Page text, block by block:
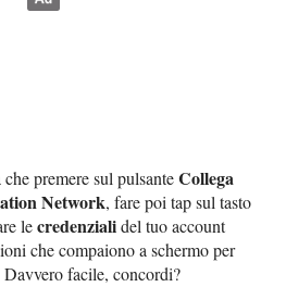
che premere sul pulsanteCollega
Network, fare poi tap sul tasto
lecredenzialidel tuo account
che compaiono a schermo per
facile, concordi?